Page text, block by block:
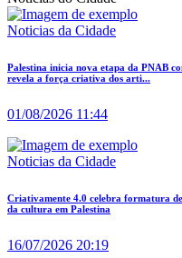
Noticias da Cidade
Palestina inicia nova etapa da PNAB
revela a força criativa dos arti...
01/08/2026 11:44
Noticias da Cidade
Criativamente 4.0 celebra formatura
da cultura em Palestina
16/07/2026 20:19